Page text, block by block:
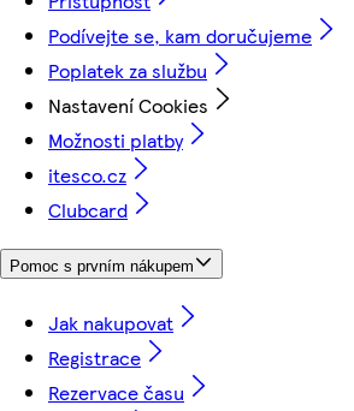
Podívejte se, kam doručujeme
Poplatek za službu
Nastavení Cookies
Možnosti platby
itesco.cz
Clubcard
Pomoc s prvním nákupem
Jak nakupovat
Registrace
Rezervace času